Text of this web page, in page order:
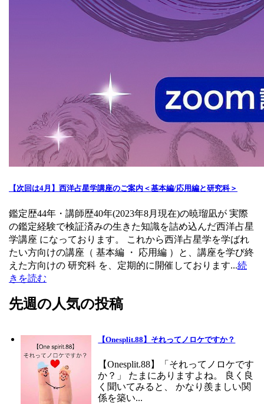
【次回は4月】西洋占星学講座のご案内＜基本編/応用編と研究科＞
鑑定歴44年・講師歴40年(2023年8月現在)の暁瑠凪が 実際
の鑑定経験で検証済みの生きた知識を詰め込んだ西洋占星
学講座 になっております。 これから西洋占星学を学ばれ
たい方向けの講座（ 基本編 ・ 応用編 ）と、講座を学び終
えた方向けの 研究科 を、定期的に開催しております...続
きを読む
先週の人気の投稿
【Onesplit.88】それってノロケですか？
【Onesplit.88】「それってノロケです
か？」 たまにありますよね。 良く良
く聞いてみると、 かなり羨ましい関
係を築い...